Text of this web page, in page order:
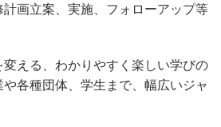
画立案、実施、フォローアップ等
える、わかりやすく楽しい学びの
各種団体、学生まで、幅広いジャ